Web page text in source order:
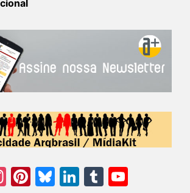
Instagram
Pinterest
Bluesky
LinkedIn
Tumblr